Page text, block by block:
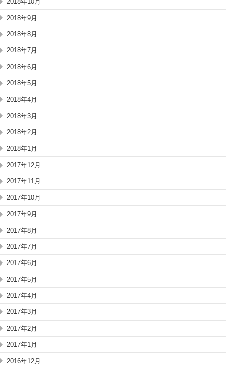
2018年9月
2018年8月
2018年7月
2018年6月
2018年5月
2018年4月
2018年3月
2018年2月
2018年1月
2017年12月
2017年11月
2017年10月
2017年9月
2017年8月
2017年7月
2017年6月
2017年5月
2017年4月
2017年3月
2017年2月
2017年1月
2016年12月